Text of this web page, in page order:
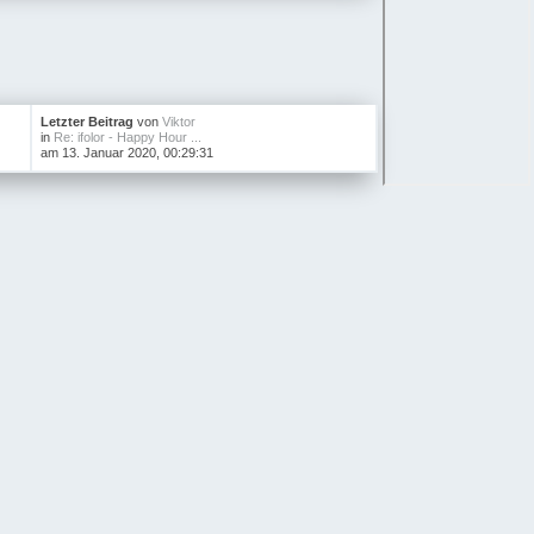
Letzter Beitrag vonViktor
in Re: ifolor - Happy Hour ...
am 13. Januar 2020, 00:29:31